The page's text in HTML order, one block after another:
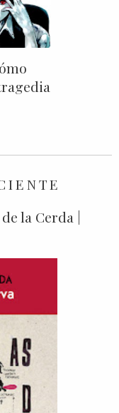
la Cerda |